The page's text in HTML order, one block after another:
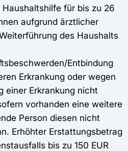
Haushaltshilfe für bis zu 26
aufgrund ärztlicher
des Haushalts
Entbindung
Erkrankung oder wegen
einer Erkrankung nicht
vorhanden eine weitere
Person diesen nicht
Erhöhter Erstattungsbetrag
bis zu 150 EUR